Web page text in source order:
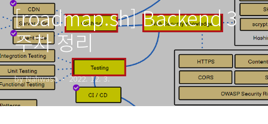
[roadmap.sh] Backend 3
주차 정리
by Nahwasa 2022. 12. 3.